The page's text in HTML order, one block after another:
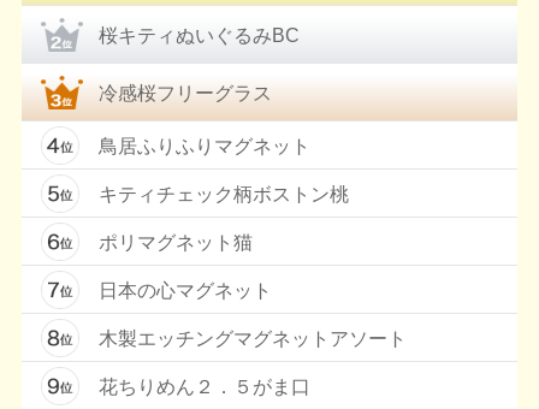
桜キティぬいぐるみBC
冷感桜フリーグラス
鳥居ふりふりマグネット
キティチェック柄ボストン桃
ポリマグネット猫
日本の心マグネット
木製エッチングマグネットアソート
花ちりめん２．５がま口